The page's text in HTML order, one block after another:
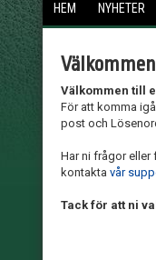
HEM NYHETER
Välkommen till
För att komma
post och
Har ni frågor eller
kontakta vår
Tack för att ni